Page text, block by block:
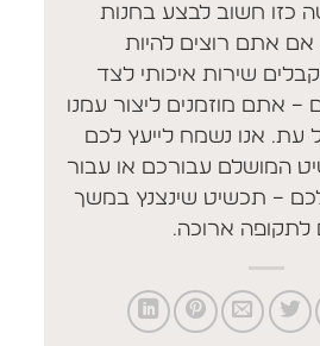
כזו חשוב לבצע בחנות
אתם רוצים להיות
שירות איכותי לצד
– אתם מוזמנים ליצור עמנו
עת. אנו נשמח לייעץ לכם
המושלם עבורכם או עבור
– תכשיט שינצנץ במשך
לתקופה ארוכה.